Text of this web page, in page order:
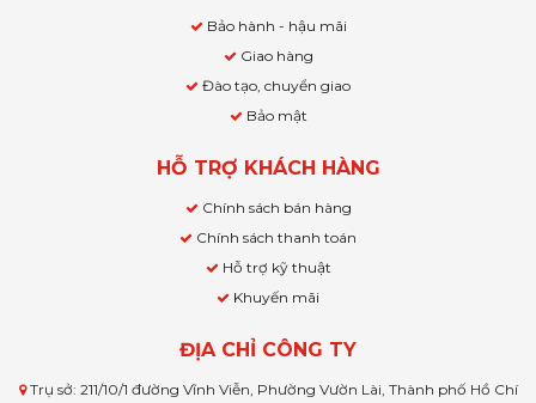
Bảo hành - hậu mãi
Giao hàng
Đào tạo, chuyển giao
Bảo mật
HỖ TRỢ KHÁCH HÀNG
Chính sách bán hàng
Chính sách thanh toán
Hỗ trợ kỹ thuật
Khuyến mãi
ĐỊA CHỈ CÔNG TY
Trụ sở: 211/10/1 đường Vĩnh Viễn, Phường Vườn Lài, Thành phố Hồ Chí